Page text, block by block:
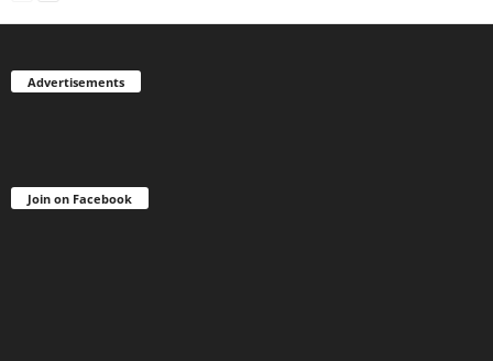
Advertisements
Join on Facebook